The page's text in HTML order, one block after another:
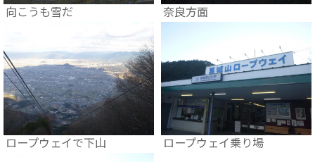
向こうも雪だ 奈良方面
ロープウェイで下山 ロープウェイ乗り場